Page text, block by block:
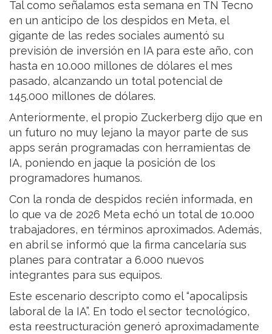
Tal como señalamos esta semana en TN Tecno
en un anticipo de los despidos en Meta, el
gigante de las redes sociales aumentó su
previsión de inversión en IA para este año, con
hasta en 10.000 millones de dólares el mes
pasado, alcanzando un total potencial de
145.000 millones de dólares.
Anteriormente, el propio Zuckerberg dijo que en
un futuro no muy lejano la mayor parte de sus
apps serán programadas con herramientas de
IA, poniendo en jaque la posición de los
programadores humanos.
Con la ronda de despidos recién informada, en
lo que va de 2026 Meta echó un total de 10.000
trabajadores, en términos aproximados. Además,
en abril se informó que la firma cancelaría sus
planes para contratar a 6.000 nuevos
integrantes para sus equipos.
Este escenario descripto como el “apocalipsis
laboral de la IA”. En todo el sector tecnológico,
esta reestructuración generó aproximadamente